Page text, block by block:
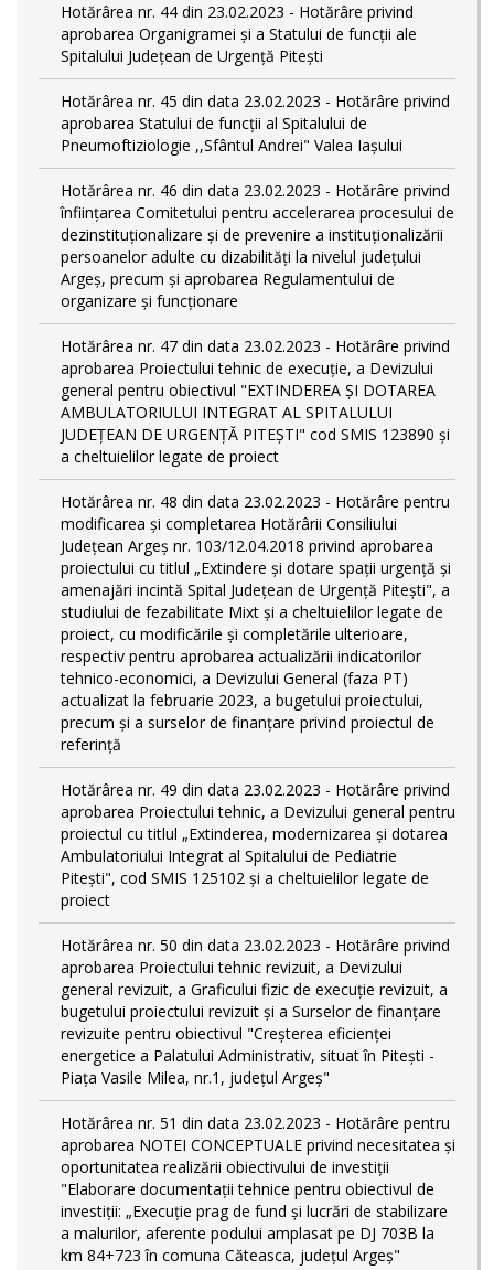
Hotărârea nr. 44 din 23.02.2023 - Hotărâre privind
aprobarea Organigramei și a Statului de funcții ale
Spitalului Județean de Urgență Pitești
Hotărârea nr. 45 din data 23.02.2023 - Hotărâre privind
aprobarea Statului de funcții al Spitalului de
Pneumoftiziologie ,,Sfântul Andrei" Valea Iașului
Hotărârea nr. 46 din data 23.02.2023 - Hotărâre privind
înființarea Comitetului pentru accelerarea procesului de
dezinstituționalizare şi de prevenire a instituționalizării
persoanelor adulte cu dizabilități la nivelul județului
Argeș, precum și aprobarea Regulamentului de
organizare și funcționare
Hotărârea nr. 47 din data 23.02.2023 - Hotărâre privind
aprobarea Proiectului tehnic de execuţie, a Devizului
general pentru obiectivul "EXTINDEREA ȘI DOTAREA
AMBULATORIULUI INTEGRAT AL SPITALULUI
JUDEȚEAN DE URGENȚĂ PITEȘTI" cod SMIS 123890 și
a cheltuielilor legate de proiect
Hotărârea nr. 48 din data 23.02.2023 - Hotărâre pentru
modificarea și completarea Hotărârii Consiliului
Județean Argeș nr. 103/12.04.2018 privind aprobarea
proiectului cu titlul „Extindere și dotare spații urgență și
amenajări incintă Spital Județean de Urgență Pitești", a
studiului de fezabilitate Mixt și a cheltuielilor legate de
proiect, cu modificările și completările ulterioare,
respectiv pentru aprobarea actualizării indicatorilor
tehnico-economici, a Devizului General (faza PT)
actualizat la februarie 2023, a bugetului proiectului,
precum și a surselor de finanțare privind proiectul de
referință
Hotărârea nr. 49 din data 23.02.2023 - Hotărâre privind
aprobarea Proiectului tehnic, a Devizului general pentru
proiectul cu titlul „Extinderea, modernizarea și dotarea
Ambulatoriului Integrat al Spitalului de Pediatrie
Pitești", cod SMIS 125102 și a cheltuielilor legate de
proiect
Hotărârea nr. 50 din data 23.02.2023 - Hotărâre privind
aprobarea Proiectului tehnic revizuit, a Devizului
general revizuit, a Graficului fizic de execuţie revizuit, a
bugetului proiectului revizuit și a Surselor de finanțare
revizuite pentru obiectivul "Creşterea eficienţei
energetice a Palatului Administrativ, situat în Piteşti -
Piaţa Vasile Milea, nr.1, judeţul Argeş"
Hotărârea nr. 51 din data 23.02.2023 - Hotărâre pentru
aprobarea NOTEI CONCEPTUALE privind necesitatea și
oportunitatea realizării obiectivului de investiții
"Elaborare documentații tehnice pentru obiectivul de
investiţii: „Execuție prag de fund și lucrări de stabilizare
a malurilor, aferente podului amplasat pe DJ 703B la
km 84+723 în comuna Căteasca, județul Argeș"